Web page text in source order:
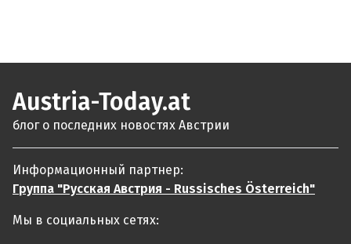
Austria-Today.at
блог о последних новостях Австрии
Информационный партнер:
Группа "Русская Австрия - Russisches Österreich"
Мы в социальных сетях: